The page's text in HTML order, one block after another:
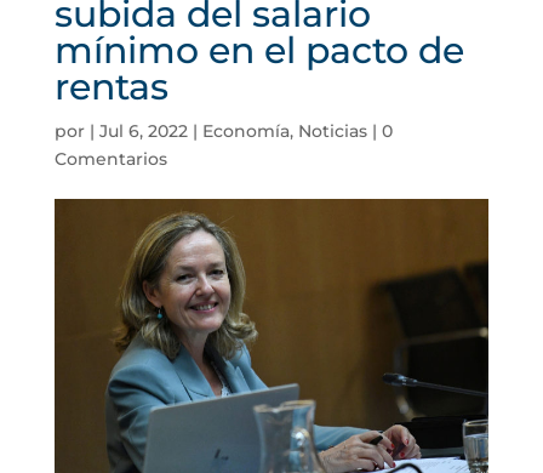
subida del salario
mínimo en el pacto de
rentas
por | Jul 6, 2022| Economía, Noticias| 0
Comentarios